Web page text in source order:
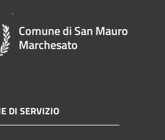
Comune di San Mauro
Marchesato
DI SERVIZIO